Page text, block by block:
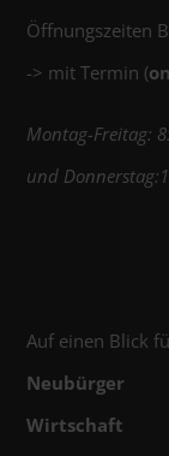
Öffnungszeiten
-> mit Termin (
Montag-Freitag:
und
Auf einen Blick
Neubürger
Wirtschaft